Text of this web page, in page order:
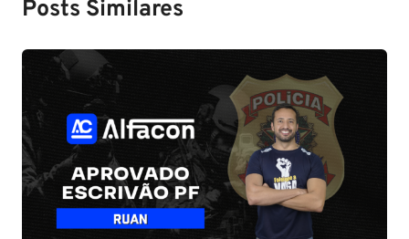
Posts Similares